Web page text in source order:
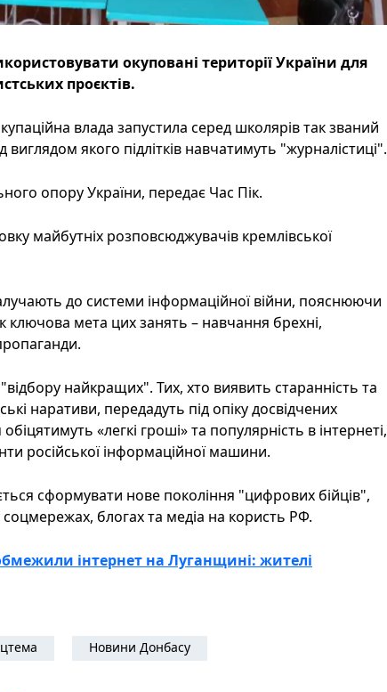
окуповані території України для
проєктів.
влада запустила серед школярів так званий
якого підлітків навчатимуть "журналістиці".
опору України, передає Час Пік.
майбутніх розповсюджувачів кремлівської
до системи інформаційної війни, пояснюючи
мета цих занять – навчання брехні,
найкращих". Тих, хто виявить старанність та
наративи, передадуть під опіку досвідчених
«легкі гроші» та популярність в інтернеті,
російської інформаційної машини.
сформувати нове покоління "цифрових бійців",
блогах та медіа на користь РФ.
інтернет на Луганщині: жителі
Новини Донбасу